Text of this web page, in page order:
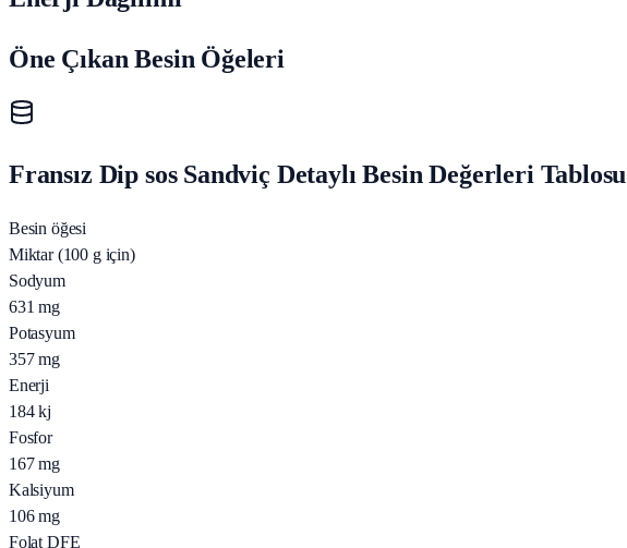
Öne Çıkan Besin Öğeleri
Fransız Dip sos Sandviç Detaylı Besin Değerleri Tablosu
Besin öğesi
Miktar (100 g için)
Sodyum
631 mg
Potasyum
357 mg
Enerji
184 kj
Fosfor
167 mg
Kalsiyum
106 mg
Folat DFE